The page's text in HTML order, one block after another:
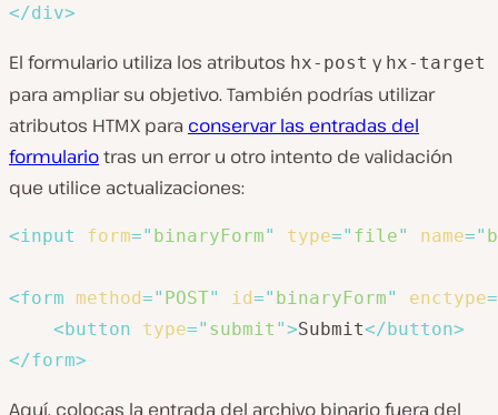
</div>
El formulario utiliza los atributos hx-post y hx-target
para ampliar su objetivo. También podrías utilizar
atributos HTMX para conservar las entradas del
formulariotras un error u otro intento de validación
que utilice actualizaciones:
<input form=" binaryForm" type=" file" name="
<form method=" POST" id=" binaryForm" enctype=
<button type=" submit ">Submit</button>
</form>
Aquí, colocas la entrada del archivo binario fuera del